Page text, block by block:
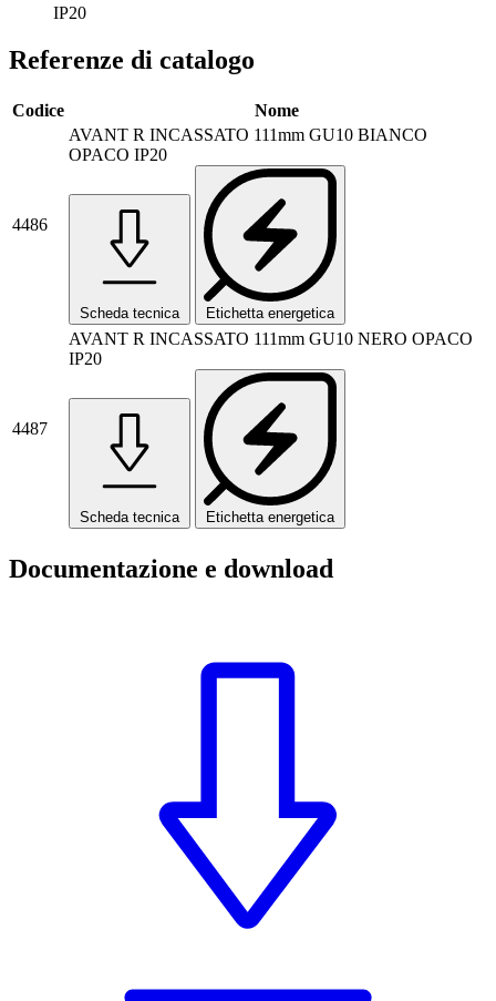
IP20
Referenze di catalogo
Codice Nome
4486
AVANT R INCASSATO 111mm GU10 BIANCO
OPACO IP20
Scheda tecnica Etichetta energetica
4487
AVANT R INCASSATO 111mm GU10 NERO OPACO
IP20
Scheda tecnica Etichetta energetica
Documentazione e download